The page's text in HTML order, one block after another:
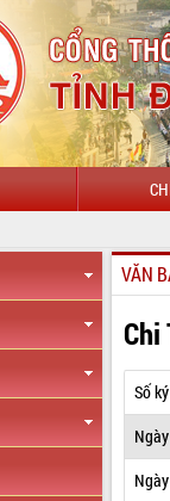
VĂN
Chi
Số